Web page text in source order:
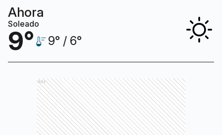
Ahora
Soleado
9° 9° / 6°
Ads